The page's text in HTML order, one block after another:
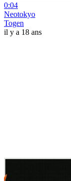
0:04
Neotokyo
Togen
il y a 18 ans